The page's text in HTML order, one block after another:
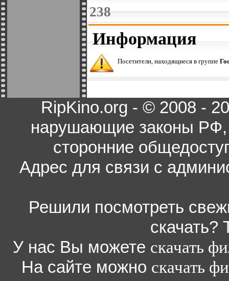
238
Информация
Посетители, находящиеся в группе
RipKino.org - © 2008 -
нарушающие законы РФ,
сторонние
Адрес для связи с
Решили посмотреть
скачать?
У нас Вы можете скачать
На сайте можно скачать